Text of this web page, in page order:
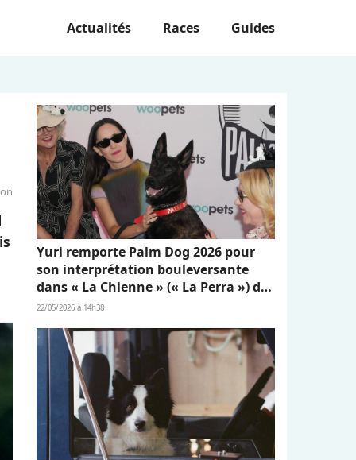
Actualités Races Guides
Yuri remporte Palm Dog 2026 pour
son interprétation bouleversante
dans « La Chienne » (« La Perra ») de
Dominga Sotomayor
22/05/2026 à 14h38